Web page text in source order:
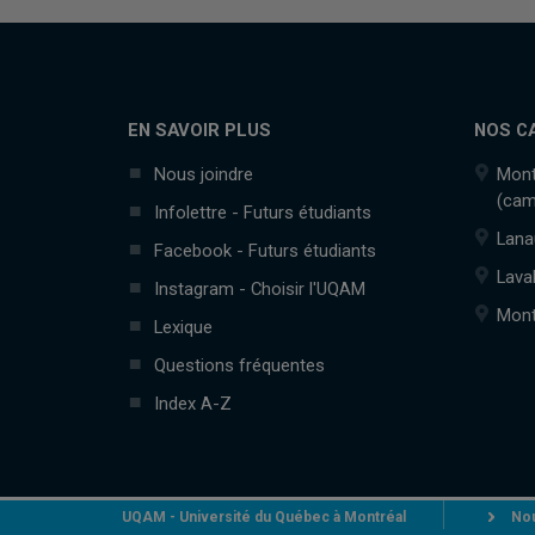
EN SAVOIR PLUS
Nous joindre
Infolettre - Futurs étudiants
Facebook - Futurs étudiants
Instagram - Choisir l'UQAM
Lexique
Questions fréquentes
Index A-Z
NOS
Laval
UQAM - Université du Québec à Montréal